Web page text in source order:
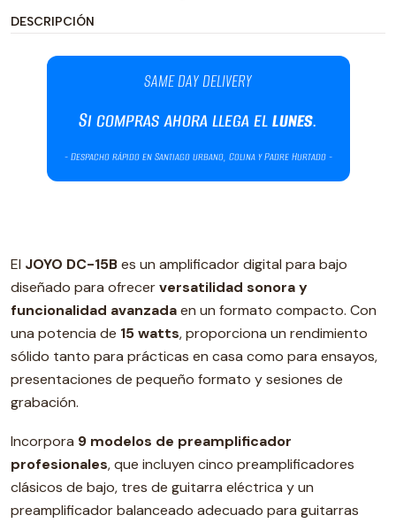
DESCRIPCIÓN
El JOYO DC-15Bes un amplificador digital para bajo
diseñado para ofrecerversatilidad sonora y
funcionalidad avanzadaen un formato compacto. Con
una potencia de 15 watts, proporciona un rendimiento
sólido tanto para prácticas en casa como para ensayos,
presentaciones de pequeño formato y sesiones de
grabación.
Incorpora 9 modelos de preamplificador
profesionales, que incluyen cinco preamplificadores
clásicos de bajo, tres de guitarra eléctrica y un
preamplificador balanceado adecuado para guitarras